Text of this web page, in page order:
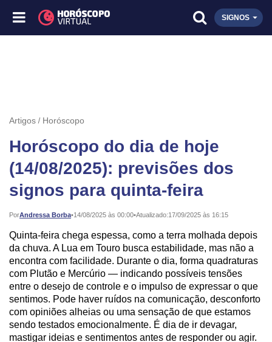
SIGNOS
Artigos Horóscopo
Horóscopo do dia de hoje
(14/08/2025): previsões dos
signos para quinta-feira
PorAndressa Borba•
Publicado: 14/08/2025 às 00:00•Atualizado:17/09/2025 às 16:15
Quinta-feira chega espessa, como a terra molhada depois
da chuva. A Lua em Touro busca estabilidade, mas não a
encontra com facilidade. Durante o dia, forma quadraturas
com Plutão e Mercúrio — indicando possíveis tensões
entre o desejo de controle e o impulso de expressar o que
sentimos. Pode haver ruídos na comunicação, desconforto
com opiniões alheias ou uma sensação de que estamos
sendo testados emocionalmente. É dia de ir devagar,
mastigar ideias e sentimentos antes de responder ou agir.